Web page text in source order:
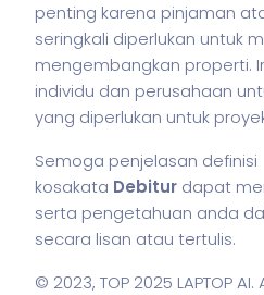
penting karena pinjaman
seringkali diperlukan untuk
mengembangkan properti.
individu dan perusahaan
yang diperlukan untuk
Semoga penjelasan definisi
kosakata Debitur dapat
serta pengetahuan anda
secara lisan atau tertulis.
© 2023, TOP 2025 LAPTOP AI.